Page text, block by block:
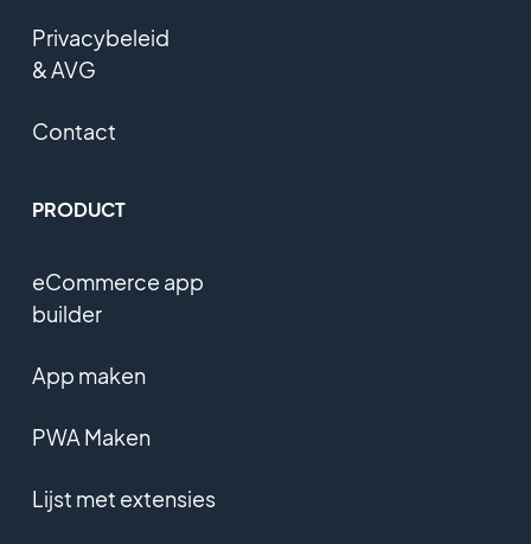
Privacybeleid
& AVG
Contact
PRODUCT
eCommerce app
builder
App maken
PWA Maken
Lijst met extensies